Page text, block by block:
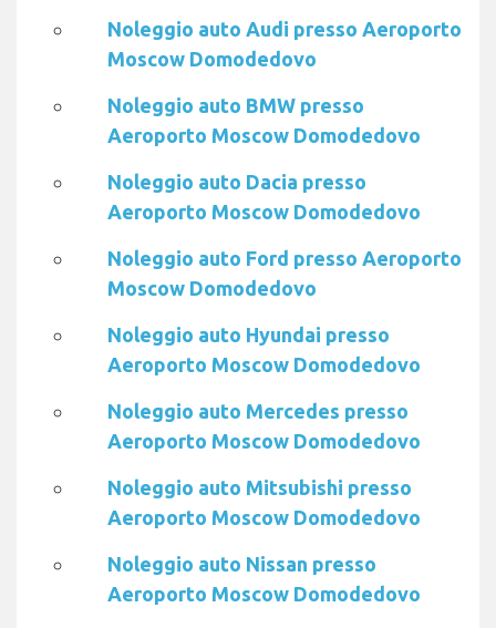
Noleggio auto Audi presso Aeroporto
Moscow Domodedovo
Noleggio auto BMW presso
Aeroporto Moscow Domodedovo
Noleggio auto Dacia presso
Aeroporto Moscow Domodedovo
Noleggio auto Ford presso Aeroporto
Moscow Domodedovo
Noleggio auto Hyundai presso
Aeroporto Moscow Domodedovo
Noleggio auto Mercedes presso
Aeroporto Moscow Domodedovo
Noleggio auto Mitsubishi presso
Aeroporto Moscow Domodedovo
Noleggio auto Nissan presso
Aeroporto Moscow Domodedovo